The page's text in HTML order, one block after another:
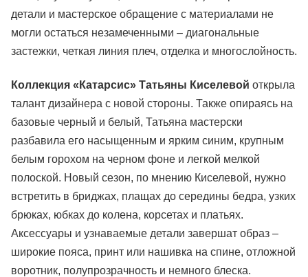
детали и мастерское обращение с материалами не
могли остаться незамеченными – диагональные
застежки, четкая линия плеч, отделка и многослойность.
Коллекция «Катарсис» Татьяны Киселевой открыла
талант дизайнера с новой стороны. Также опираясь на
базовые черный и белый, Татьяна мастерски
разбавила его насыщенным и ярким синим, крупным
белым горохом на черном фоне и легкой мелкой
полоской. Новый сезон, по мнению Киселевой, нужно
встретить в бриджах, плащах до середины бедра, узких
брюках, юбках до колена, корсетах и платьях.
Аксессуары и узнаваемые детали завершат образ –
широкие пояса, принт или нашивка на спине, отложной
воротник, полупрозрачность и немного блеска.